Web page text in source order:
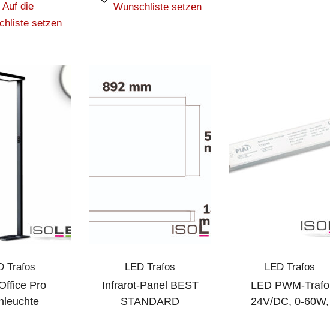
Auf die
setzen
Wunschliste setzen
Trafos
Pro
LED Trafos
Infrarot-Panel BEST
STANDARD
LED Trafos
LED PWM-Trafo
24V/DC, 0-60W,